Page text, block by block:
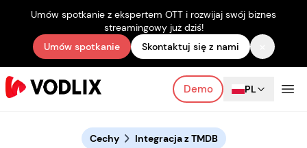
Umów spotkanie z ekspertem OTT i rozwijaj swój biznes
streamingowy już dziś!
Umów spotkanie
Skontaktuj się z nami
Demo PL
Cechy Integracja z TMDB